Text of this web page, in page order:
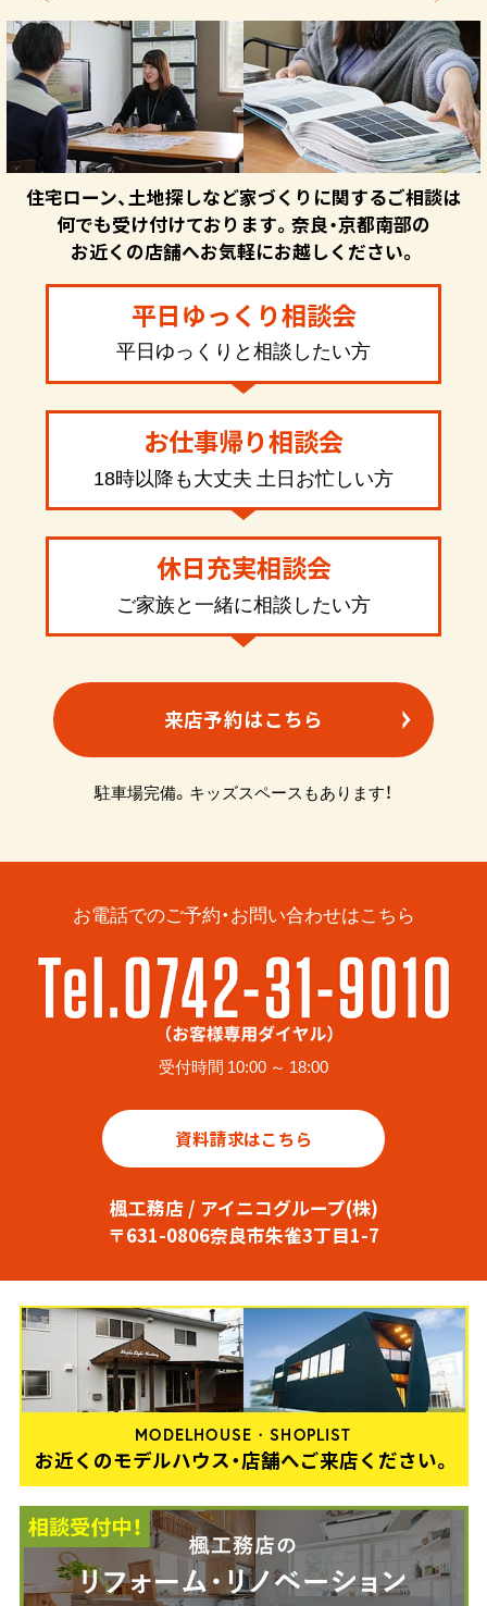
住宅ローン、土地探しなど家づくりに関するご相談は
何でも受け付けております。奈良・京都南部の
お近くの店舗へお気軽にお越しください。
平日ゆっくり相談会
平日ゆっくりと相談したい方
お仕事帰り相談会
18時以降も大丈夫 土日お忙しい方
休日充実相談会
ご家族と一緒に相談したい方
来店予約はこちら
駐車場完備。キッズスペースもあります！
お電話でのご予約・お問い合わせはこちら
受付時間 10:00 ～ 18:00
資料請求はこちら
楓工務店 / アイニコグループ(株)
〒631-0806奈良市朱雀3丁目1-7
MODELHOUSE・SHOPLIST
お近くのモデルハウス・店舗へご来店ください。